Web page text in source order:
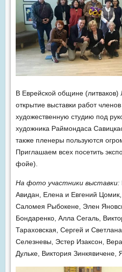
В Еврейской общине (литваков)
открытие выставки работ
художественную студию под
художника Раймондаса
также пленеры пользуются
Приглашаем всех посетить
фойе).
На фото участники выставки:
Авидан, Елена и Евгений Цомик,
Саломея Рыбокене, Элен
Бондаренко, Алла Сегаль,
Тараховская, Сергей и
Селезневы, Эстер Изаксон,
Дульке, Виктория Зинкявичене,